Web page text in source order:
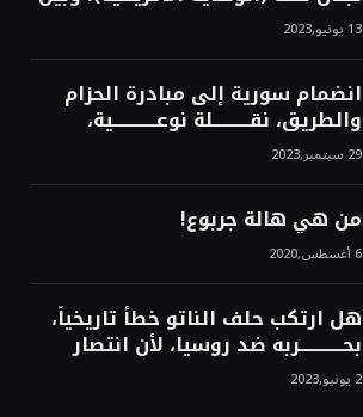
من سيخرج لبنان من النفق الغربي!
محمد محسن13 يونيو,2023
انضمام سورية إلى مبادرة الحزام
والطريق، نقــــــــــلة نوعــــــــــــية،
استراتيجية، تاريخية، نهائية، نحو
الشرق!محمد محسن29 سبتمبر,2023
من هي هالة جربوع!
6 أغسطس,2020
هل ارتكب حلف الناتو خطأً تاريخياً،
بحــــــــــــربه ضد روسيا، لأن انتصار
روسيا الحتمي، سيفتت الناتو!محمد
محسن 2 يونيو,2023